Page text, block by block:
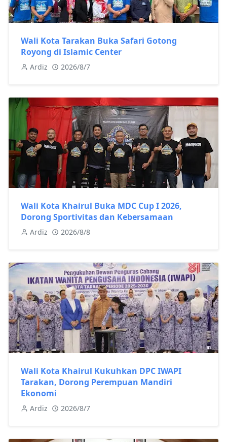
Wali Kota Tarakan Buka Safari Gotong
Royong di Islamic Center
Ardiz 2026/8/7
Wali Kota Khairul Buka MDC Cup I 2026,
Dorong Sportivitas dan Kebersamaan
Ardiz 2026/8/8
Wali Kota Khairul Kukuhkan DPC IWAPI
Tarakan, Dorong Perempuan Mandiri
Ekonomi
Ardiz 2026/8/7